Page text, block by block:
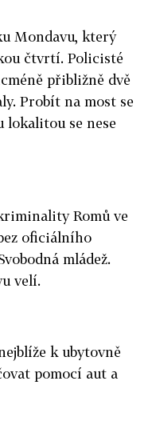
Mondavu, který
čtvrtí. Policisté
přibližně dvě
Probít na most se
lokalitou se nese
Romů ve
oficiálního
mládež.
velí.
k ubytovně
pomocí aut a